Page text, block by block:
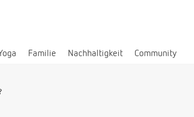
Familie Nachhaltigkeit Community